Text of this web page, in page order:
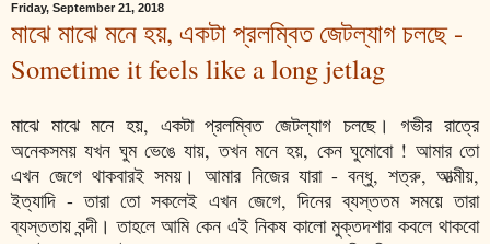
Friday, September 21, 2018
মাঝে মাঝে মনে হয়, একটা প্রলম্বিত জেটল্যাগ চলছে -
Sometime it feels like a long jetlag
মাঝে মাঝে মনে হয়, একটা প্রলম্বিত জেটল্যাগ চলছে। গভীর রাত্রে
অনেকসময় যখন ঘুম ভেঙে যায়, তখন মনে হয়, কেন ঘুমোবো ! আমার তো
এখন জেগে থাকবারই সময়। আমার নিজের যারা - বন্ধু, শত্রু, আত্মীয়,
ইত্যাদি - তারা তো সকলেই এখন জেগে, দিনের ব্যস্ততম সময়ে তারা
ব্যস্ততায় বন্দী। তাহলে আমি কেন এই নিকষ কালো মুক্তদশার কবলে থাকবো